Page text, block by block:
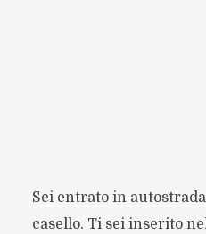
Sei entrato in
casello. Ti sei inserito